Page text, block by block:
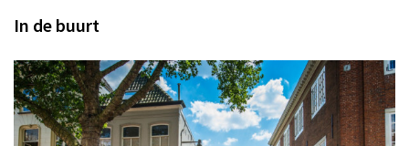
In de buurt